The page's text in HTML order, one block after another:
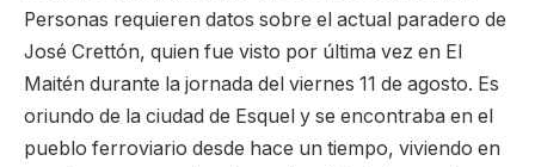
Personas requieren datos sobre el actual paradero de
José Crettón, quien fue visto por última vez en El
Maitén durante la jornada del viernes 11 de agosto. Es
oriundo de la ciudad de Esquel y se encontraba en el
pueblo ferroviario desde hace un tiempo, viviendo en